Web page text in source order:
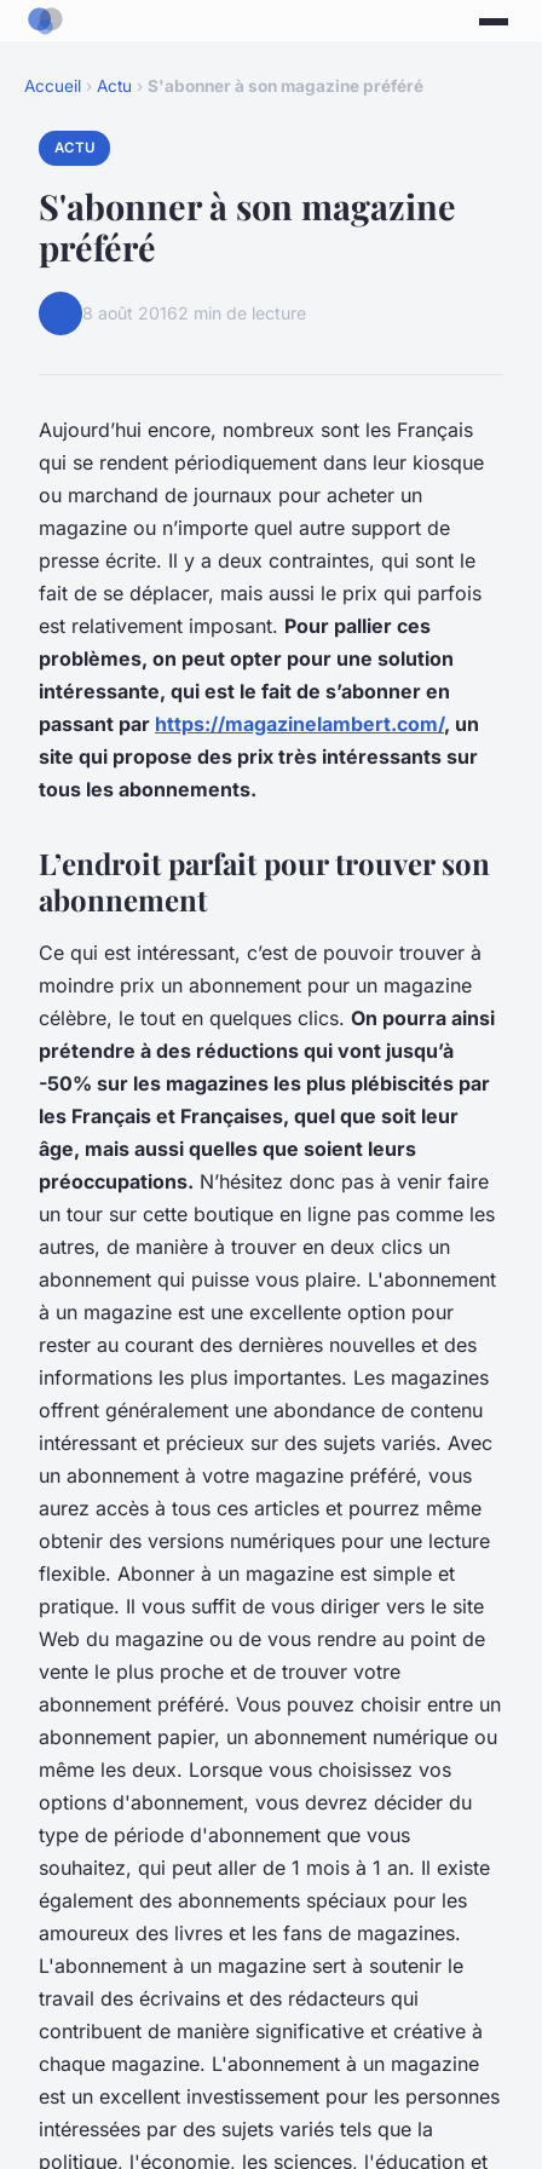
Accueil › Actu › S'abonner à son magazine préféré
ACTU
S'abonner à son magazine
préféré
8 août 20162 min de lecture
Aujourd’hui encore, nombreux sont les Français
qui se rendent périodiquement dans leur kiosque
ou marchand de journaux pour acheter un
magazine ou n’importe quel autre support de
presse écrite. Il y a deux contraintes, qui sont le
fait de se déplacer, mais aussi le prix qui parfois
est relativement imposant. Pour pallier ces
problèmes, on peut opter pour une solution
intéressante, qui est le fait de s’abonner en
passant par https://magazinelambert.com/, un
site qui propose des prix très intéressants sur
tous les abonnements.
L’endroit parfait pour trouver son
abonnement
Ce qui est intéressant, c’est de pouvoir trouver à
moindre prix un abonnement pour un magazine
célèbre, le tout en quelques clics. On pourra ainsi
prétendre à des réductions qui vont jusqu’à
-50% sur les magazines les plus plébiscités par
les Français et Françaises, quel que soit leur
âge, mais aussi quelles que soient leurs
préoccupations. N’hésitez donc pas à venir faire
un tour sur cette boutique en ligne pas comme les
autres, de manière à trouver en deux clics un
abonnement qui puisse vous plaire. L'abonnement
à un magazine est une excellente option pour
rester au courant des dernières nouvelles et des
informations les plus importantes. Les magazines
offrent généralement une abondance de contenu
intéressant et précieux sur des sujets variés. Avec
un abonnement à votre magazine préféré, vous
aurez accès à tous ces articles et pourrez même
obtenir des versions numériques pour une lecture
flexible. Abonner à un magazine est simple et
pratique. Il vous suffit de vous diriger vers le site
Web du magazine ou de vous rendre au point de
vente le plus proche et de trouver votre
abonnement préféré. Vous pouvez choisir entre un
abonnement papier, un abonnement numérique ou
même les deux. Lorsque vous choisissez vos
options d'abonnement, vous devrez décider du
type de période d'abonnement que vous
souhaitez, qui peut aller de 1 mois à 1 an. Il existe
également des abonnements spéciaux pour les
amoureux des livres et les fans de magazines.
L'abonnement à un magazine sert à soutenir le
travail des écrivains et des rédacteurs qui
contribuent de manière significative et créative à
chaque magazine. L'abonnement à un magazine
est un excellent investissement pour les personnes
intéressées par des sujets variés tels que la
politique, l'économie, les sciences, l'éducation et